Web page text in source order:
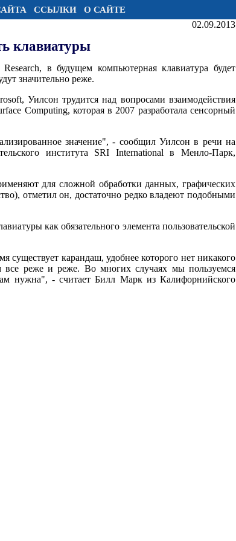
ССЫЛКИ О САЙТЕ
02.09.2013
клавиатуры
в будущем компьютерная клавиатура будет
значительно реже.
Уилсон трудится над вопросами взаимодействия
Computing, которая в 2007 разработала сенсорный
значение", - сообщил Уилсон в речи на
института SRI International в Менло-Парк,
для сложной обработки данных, графических
отметил он, достаточно редко владеют подобными
как обязательного элемента пользовательской
существует карандаш, удобнее которого нет никакого
все реже и реже. Во многих случаях мы пользуемся
нужна", - считает Билл Марк из Калифорнийского